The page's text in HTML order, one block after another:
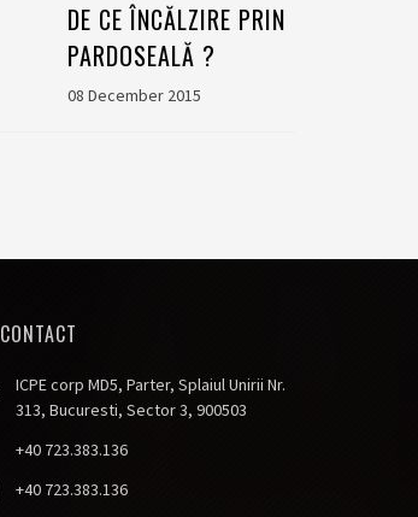
DE CE ÎNCĂLZIRE PRIN
PARDOSEALĂ ?
08 December 2015
CONTACT
ICPE corp MD5, Parter, Splaiul Unirii Nr.
313, Bucuresti, Sector 3, 900503
+40 723.383.136
+40 723.383.136